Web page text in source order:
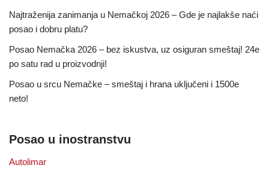
Najtraženija zanimanja u Nemačkoj 2026 – Gde je najlakše naći
posao i dobru platu?
Posao Nemačka 2026 – bez iskustva, uz osiguran smeštaj! 24e
po satu rad u proizvodnji!
Posao u srcu Nemačke – smeštaj i hrana uključeni i 1500e
neto!
Posao u inostranstvu
Autolimar